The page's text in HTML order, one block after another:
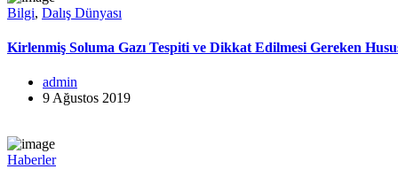
Bilgi, Dalış Dünyası
Kirlenmiş Soluma Gazı Tespiti ve Dikkat Edilmesi Gereken
admin
9 Ağustos 2019
Haberler